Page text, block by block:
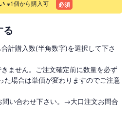
※1個から購入可 必須
る
計購入数(半角数字)を選択して下さ
ません。ご注文確定前に数量を必ず
た場合は単価が変わりますのでご注意
い合わせ下さい。 →大口注文お問合